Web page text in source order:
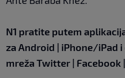
N1 pratite putem
za Android | iPhone/iPad i
mreža Twitter | Facebook |